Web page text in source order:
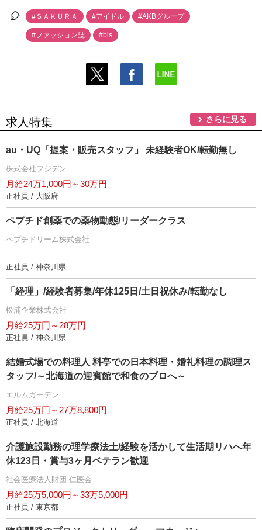
#ＳＡＫＵＲＡ #アイドル #AKBグループ
#ファッション誌 #bis
求人特集 さらに見る
au・UQ「提案・販売スタッフ」 未経験者OK/転勤無し
株式会社フジデン
月給24万1,000円～30万円
正社員 / 大阪府
ペプチド創薬での薬物動態/リーダークラス
ペプチドリーム株式会社
正社員 / 神奈川県
「経理」/経験者募集/年休125日/土日祝休み/転勤なし
松浦企業株式会社
月給25万円～28万円
正社員 / 神奈川県
結婚式場での料理人 料亭での日本料理・婚礼料理の調理ス
タッフ/～北海道の迎賓館で和食のプロへ～
エルムガーデン
月給25万円～27万8,800円
正社員 / 北海道
介護施設勤務の理学療法士/経験を活かして生活期リハへ年
休123日・賞与3ヶ月ベテラン歓迎
社会医療法人財団 仁医会
月給25万5,000円～33万5,000円
正社員 / 東京都